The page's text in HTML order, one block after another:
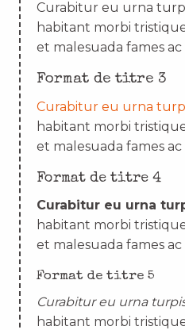
Curabitur eu urna
habitant morbi
et malesuada fames
Format de titre 3
Curabitur eu urna
habitant morbi
et malesuada fames
Format de titre 4
Curabitur eu urna
habitant morbi
et malesuada fames
Format de titre 5
Curabitur eu urna
habitant morbi